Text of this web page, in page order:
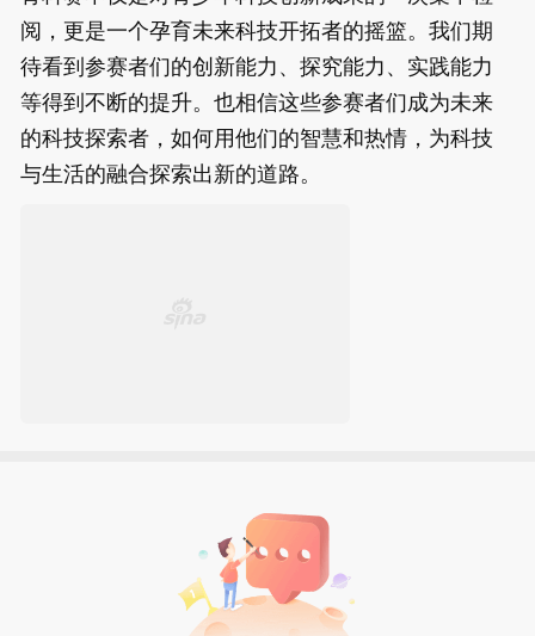
阅，更是一个孕育未来科技开拓者的摇篮。我们期
待看到参赛者们的创新能力、探究能力、实践能力
等得到不断的提升。也相信这些参赛者们成为未来
的科技探索者，如何用他们的智慧和热情，为科技
与生活的融合探索出新的道路。